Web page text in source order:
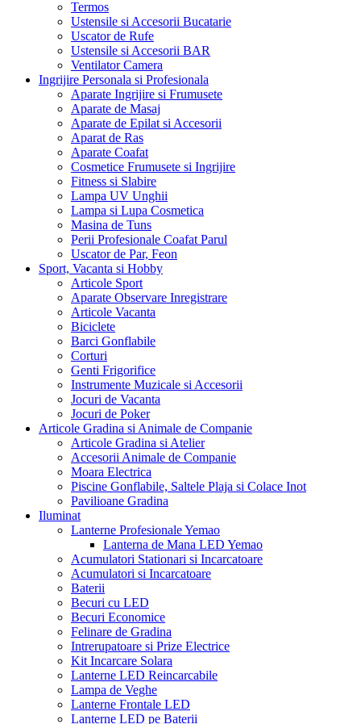
Termos
Ustensile si Accesorii Bucatarie
Uscator de Rufe
Ustensile si Accesorii BAR
Ventilator Camera
Ingrijire Personala si Profesionala
Aparate Ingrijire si Frumusete
Aparate de Masaj
Aparate de Epilat si Accesorii
Aparat de Ras
Aparate Coafat
Cosmetice Frumusete si Ingrijire
Fitness si Slabire
Lampa UV Unghii
Lampa si Lupa Cosmetica
Masina de Tuns
Perii Profesionale Coafat Parul
Uscator de Par, Feon
Sport, Vacanta si Hobby
Articole Sport
Aparate Observare Inregistrare
Articole Vacanta
Biciclete
Barci Gonflabile
Corturi
Genti Frigorifice
Instrumente Muzicale si Accesorii
Jocuri de Vacanta
Jocuri de Poker
Articole Gradina si Animale de Companie
Articole Gradina si Atelier
Accesorii Animale de Companie
Moara Electrica
Piscine Gonflabile, Saltele Plaja si Colace Inot
Pavilioane Gradina
Iluminat
Lanterne Profesionale Yemao
Lanterna de Mana LED Yemao
Acumulatori Stationari si Incarcatoare
Acumulatori si Incarcatoare
Baterii
Becuri cu LED
Becuri Economice
Felinare de Gradina
Intrerupatoare si Prize Electrice
Kit Incarcare Solara
Lanterne LED Reincarcabile
Lampa de Veghe
Lanterne Frontale LED
Lanterne LED pe Baterii